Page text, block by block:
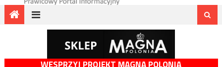
WESPRZYJ PROJEKT MAGNA POLONIA